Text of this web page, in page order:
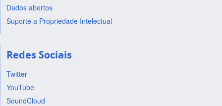
Dados abertos
Suporte a Propriedade Intelectual
Redes Sociais
Twitter
YouTube
SoundCloud